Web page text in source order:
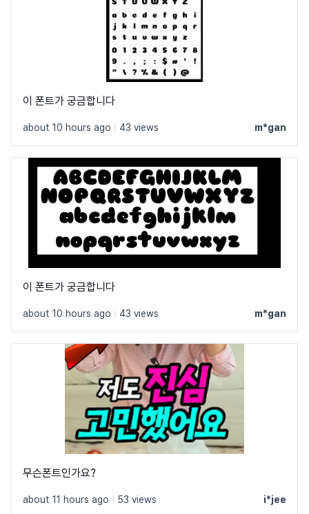
이 폰트가 궁금합니다
about 10 hours ago 43 views m*gan
이 폰트가 궁금합니다
about 10 hours ago 43 views m*gan
무슨폰트인가요?
about 11 hours ago 53 views i*jee